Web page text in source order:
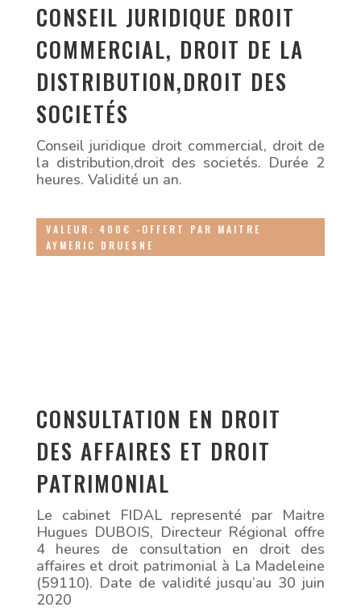
CONSEIL JURIDIQUE DROIT
COMMERCIAL, DROIT DE LA
DISTRIBUTION,DROIT DES
SOCIETÉS
Conseil juridique droit commercial, droit de
la distribution,droit des societés. Durée 2
heures. Validité un an.
VALEUR: 400€ -OFFERT PAR MAITRE
AYMERIC DRUESNE
CONSULTATION EN DROIT
DES AFFAIRES ET DROIT
PATRIMONIAL
Le cabinet FIDAL representé par Maitre
Hugues DUBOIS, Directeur Régional offre
4 heures de consultation en droit des
affaires et droit patrimonial à La Madeleine
(59110). Date de validité jusqu’au 30 juin
2020